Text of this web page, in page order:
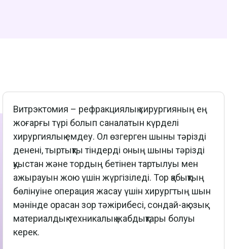
Витрэктомия – рефракциялық хирургияның ең
жоғарғы түрі болып саналатын күрделі
хирургиялық емдеу. Ол өзгерген шыны тәрізді
денені, тыртықты тіндерді оның шыны тәрізді
қуыстан және тордың бетінен тартылуы мен
ажырауын жою үшін жүргізіледі. Тор қабықтың
бөлінуіне операция жасау үшін хирургтың шын
мәнінде орасан зор тәжірибесі, сондай-ақ озық
материалдық-техникалық жабдықтары болуы
керек.